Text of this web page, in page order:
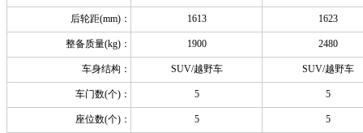
后轮距(mm)： 1613 1623
整备质量(kg)： 1900 2480
车身结构： SUV/越野车 SUV/越野车
车门数(个)： 5 5
座位数(个)： 5 5